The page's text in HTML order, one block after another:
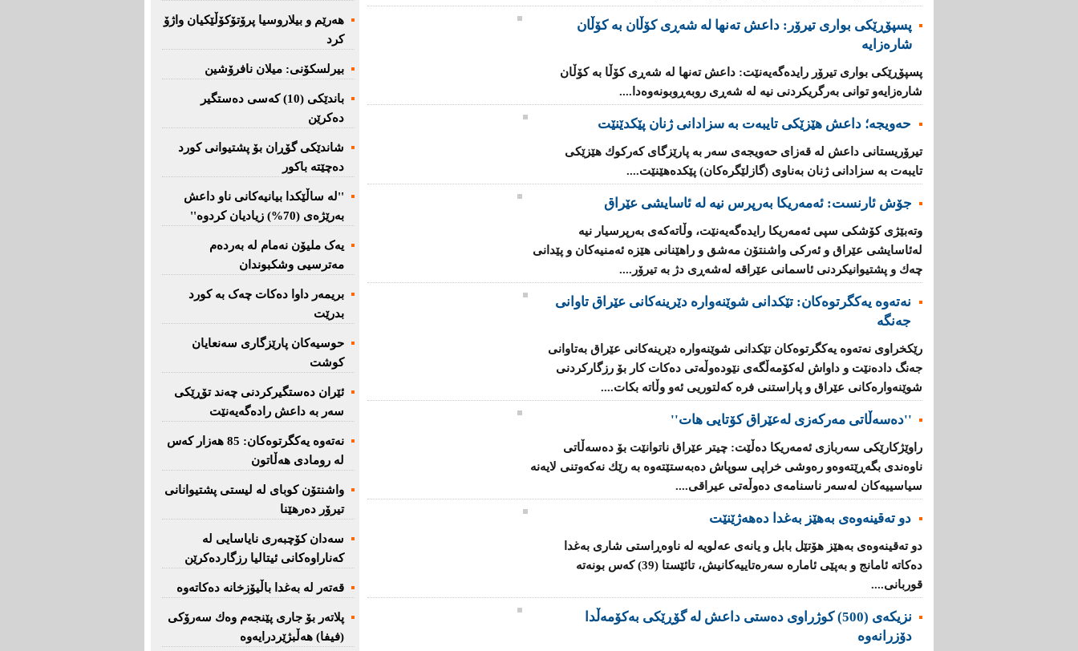
پسپۆڕێكی بواری تیرۆر: داعش تەنها لە شەڕی كۆڵان بە كۆڵان
شارەزایە
پسپۆڕێكی بواری تیرۆر رایدەگەیەنێت: داعش تەنها لە شەڕی كۆڵا بە كۆڵان
شارەزایە‌و توانی بەرگریكردنی نیە لە شەڕی روبەڕوبونەوەدا....
حەویجە؛ داعش هێزێكی تایبەت بە سزادانی ژنان پێكدێنێت
تیرۆریستانی داعش لە قەزای حەویجەی سەر بە پارێزگای كەركوك هێزێكی
تایبەت بە سزادانی ژنان بەناوی (گازلێگرەكان) پێكدەهێنێت....
جۆش ئارنست: ئەمەریكا بەرپرس نیە لە ئاسایشی عێراق
وتەبێژی كۆشكی سپی ئەمەریكا رایدەگەیەنێت، وڵاتەكەی بەرپرسیار نیە
لەئاسایشی عێراق‌ و ئەركی واشنتۆن مەشق‌ و راهێنانی هێزە ئەمنیەكان‌ و پێدانی
چەك‌ و پشتیوانیكردنی ئاسمانی عێراقە لەشەڕی دژ بە تیرۆر....
نەتەوە یەکگرتوەکان: تێكدانی شوێنەوارە دێرینەكانی عێراق تاوانی
جەنگە
رێكخراوی نەتەوە یەكگرتوەكان تێكدانی شوێنەوارە دێرینەكانی عێراق بەتاوانی
جەنگ دادەنێت‌ و داواش لەكۆمەڵگەی نێودەوڵەتی دەكات كار بۆ رزگاركردنی
شوێنەوارەكانی عێراق و پاراستنی فرە كەلتوریی ئەو وڵاتە بكات....
''دەسەڵاتی مەركەزی لەعێراق كۆتایی هات''
راوێژكارێكی سەربازی ئەمەریكا دەڵێت: چیتر عێراق ناتوانێت بۆ دەسەڵاتی
ناوەندی بگەڕێتەوەو رەوشی خراپی سوپاش دەبەستێتەوە بە رێك نەكەوتنی لایەنە
سیاسییەكان لەسەر ناسنامەی دەوڵەتی عیراقی....
دو تەقینەوەی بەهێز بەغدا دەهەژێنێت
دو تەقینەوەی بەهێز هۆتێل بابل و یانەی عەلویە لە ناوەڕاستی شاری بەغدا
دەکاتە ئامانج و بەپێی ئامارە سەرەتاییەکانیش، تائێستا (39) کەس بونەتە
قوربانی....
نزیکەى (500) کوژراوى دەستى داعش لە گۆڕێکی بەکۆمەڵدا
دۆزرانەوە
هەرێم و بیلاروسیا پرۆتۆکۆڵێکیان واژۆ
کرد
بیرلسكۆنی: میلان نافرۆشین
باندێکی (10) کەسى دەستگیر
دەکرێن
شاندێکى گۆڕان بۆ پشتیوانی کورد
دەچێتە باکور
''لە ساڵێکدا بیانیه‌كانی ناو داعش
بەرێژەى (70%) زیادیان کردوە''
یەک ملیۆن نەمام لە بەردەم
مەترسیی وشکبوندان
بریمه‌ر داوا دەکات چەک بە کورد
بدرێت
حوسیەکان پارێزگارى سەنعایان
کوشت
ئێران دەستگیرکردنى چه‌ند تۆڕێكی‌
سه‌ر به‌ داعش رادەگەیەنێت
نەتەوە یەكگرتوەكان: 85 هەزار كەس
لە رومادی هەڵاتون
واشنتۆن كوبای لە لیستی پشتیوانانی
تیرۆر دەرهێنا
سەدان كۆچبەری نایاسایی لە
كەناراوەكانی ئیتالیا رزگاردەكرێن
قەتەر لە بەغدا باڵیۆزخانە دەكاتەوە
پلاتەر بۆ جاری پێنجەم وەك سەرۆكی
(فیفا) هەڵبژێردرایەوە